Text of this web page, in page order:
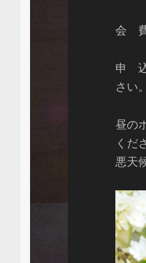
会
申
さい。
昼の
くだ
悪天